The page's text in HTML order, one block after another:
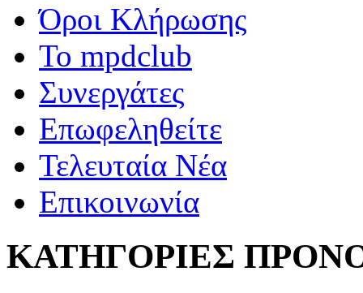
Όροι Κλήρωσης
To mpdclub
Συνεργάτες
Επωφεληθείτε
Τελευταία Νέα
Επικοινωνία
ΚΑΤΗΓΟΡΙΕΣ